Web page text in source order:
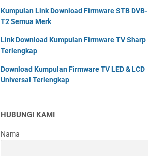
Kumpulan Link Download Firmware STB DVB-
T2 Semua Merk
Link Download Kumpulan Firmware TV Sharp
Terlengkap
Download Kumpulan Firmware TV LED & LCD
Universal Terlengkap
HUBUNGI KAMI
Nama